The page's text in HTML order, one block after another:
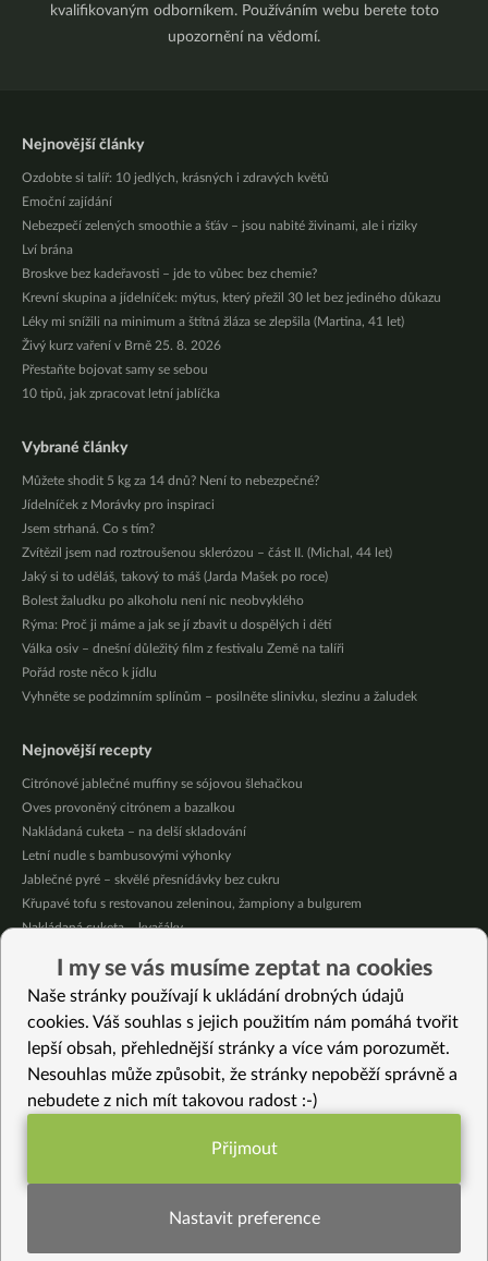
kvalifikovaným odborníkem. Používáním webu berete toto
upozornění na vědomí.
Nejnovější články
Ozdobte si talíř: 10 jedlých, krásných i zdravých květů
Emoční zajídání
Nebezpečí zelených smoothie a šťáv – jsou nabité živinami, ale i riziky
Lví brána
Broskve bez kadeřavosti – jde to vůbec bez chemie?
Krevní skupina a jídelníček: mýtus, který přežil 30 let bez jediného důkazu
Léky mi snížili na minimum a štítná žláza se zlepšila (Martina, 41 let)
Živý kurz vaření v Brně 25. 8. 2026
Přestaňte bojovat samy se sebou
10 tipů, jak zpracovat letní jablíčka
Vybrané články
Můžete shodit 5 kg za 14 dnů? Není to nebezpečné?
Jídelníček z Morávky pro inspiraci
Jsem strhaná. Co s tím?
Zvítězil jsem nad roztroušenou sklerózou – část II. (Michal, 44 let)
Jaký si to uděláš, takový to máš (Jarda Mašek po roce)
Bolest žaludku po alkoholu není nic neobvyklého
Rýma: Proč ji máme a jak se jí zbavit u dospělých i dětí
Válka osiv – dnešní důležitý film z festivalu Země na talíři
Pořád roste něco k jídlu
Vyhněte se podzimním splínům – posilněte slinivku, slezinu a žaludek
Nejnovější recepty
Citrónové jablečné muffiny se sójovou šlehačkou
Oves provoněný citrónem a bazalkou
Nakládaná cuketa – na delší skladování
Letní nudle s bambusovými výhonky
Jablečné pyré – skvělé přesnídávky bez cukru
Křupavé tofu s restovanou zeleninou, žampiony a bulgurem
Nakládaná cuketa – kvašáky
Osvěžující kuskus
Osvěžující čaj s citronovými bylinkami
Vybrané recepty
Kroupová kaše s cibulí a celerem
Čerstvé domácí celozrnné těstoviny
Celozrnné špaldové fettuccine se zeleninou
Zapečené cukety s tofíčkem
Tofu špízy
I my se vás musíme zeptat na cookies
Naše stránky používají k ukládání drobných údajů
cookies. Váš souhlas s jejich použitím nám pomáhá tvořit
lepší obsah, přehlednější stránky a více vám porozumět.
Nesouhlas může způsobit, že stránky nepoběží správně a
nebudete z nich mít takovou radost :-)
Funkční nastavení potřebujeme (vždy
Přijmout
Nastavit preference